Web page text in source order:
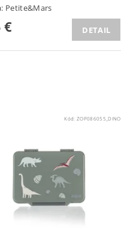
Petite&Mars
€ DETAIL
Kód: ZOP086055_DINO